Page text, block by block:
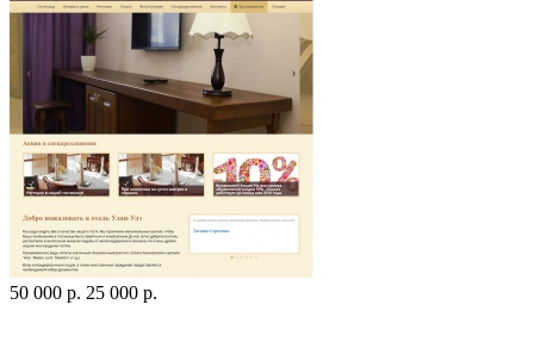
50 000 p. 25 000 p.